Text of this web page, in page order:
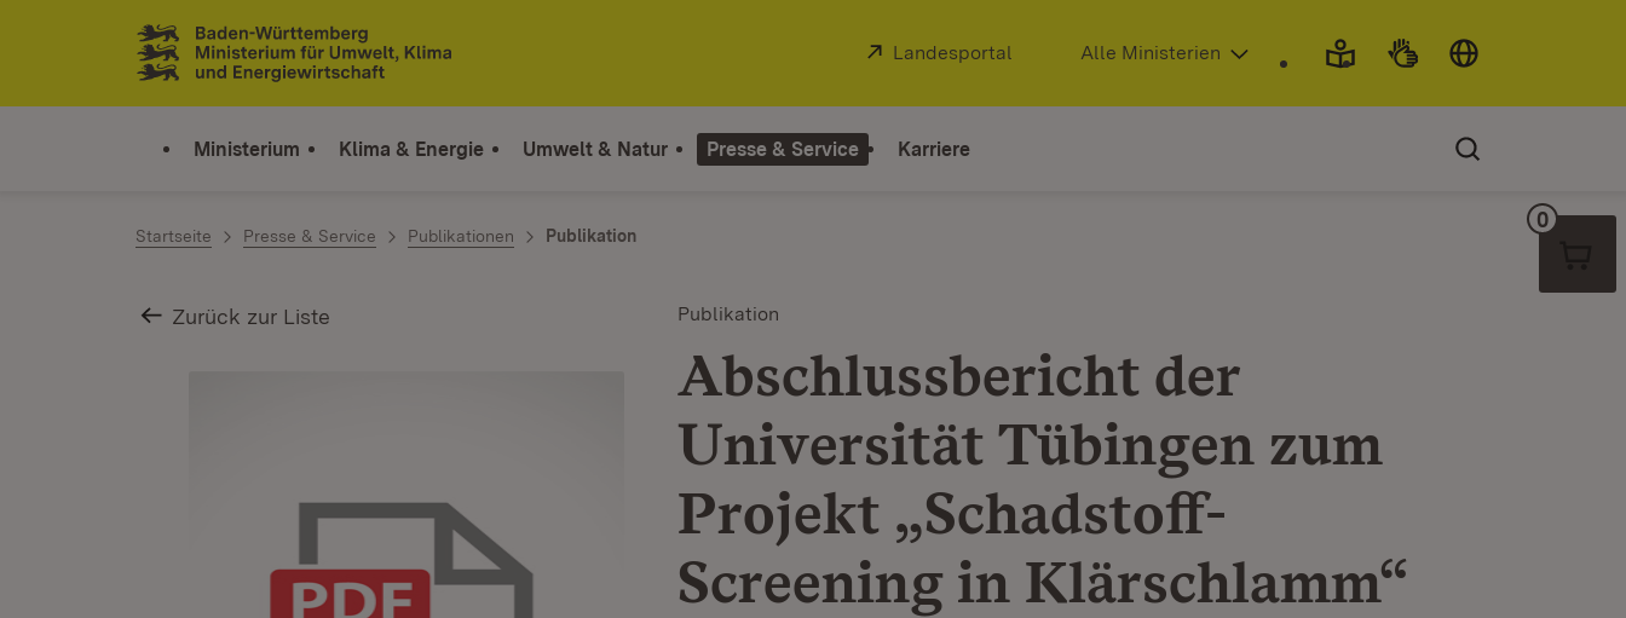
Zum Inhalt springen
Link zur Startseite
Extern:
Landesportal (Öffnet in neuem Fenster)
Alle Ministerien
Ministerium Klima & Energie Umwelt & Natur Presse & Service Karriere
Startseite Presse & Service Publikationen Publikation
Zurück zur Liste Publikation
Abschlussbericht der
Universität Tübingen zum
Projekt „Schadstoff-
Screening in Klärschlamm“
0